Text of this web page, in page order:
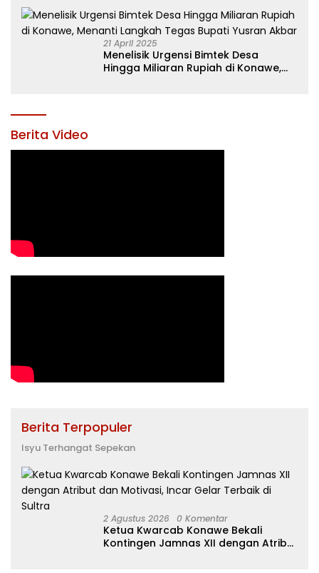
21 April 2025
Menelisik Urgensi Bimtek Desa
Hingga Miliaran Rupiah di Konawe,
Berita Video
Berita Terpopuler
Isyu Terhangat Sepekan
2 Agustus 2026 0 Komentar
Ketua Kwarcab Konawe Bekali
Kontingen Jamnas XII dengan Atribut